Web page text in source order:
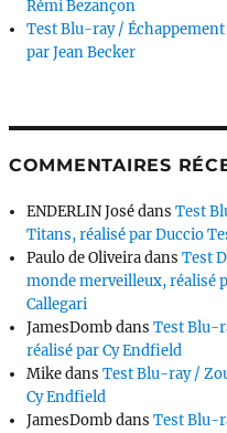
Rémi Bezançon
Test Blu-ray /
par Jean Becker
COMMENTAIRES
ENDERLIN JosédansTest
Titans, réalisé par Duccio
Paulo de OliveiradansTest
monde merveilleux, réalisé
Callegari
JamesDombdansTest Blu-
réalisé par Cy Endfield
MikedansTest Blu-ray /
Cy Endfield
JamesDombdansTest Blu-